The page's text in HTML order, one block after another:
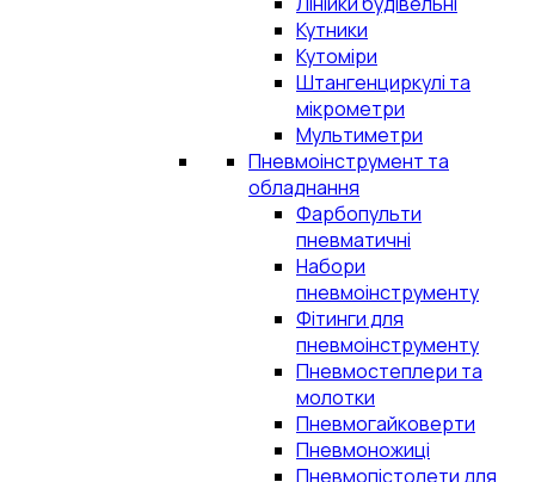
Кутники
Кутоміри
Штангенциркулі та
мікрометри
Мультиметри
Пневмоінструмент та
обладнання
Фарбопульти
пневматичні
Набори
пневмоінструменту
Фітинги для
пневмоінструменту
Пневмостеплери та
молотки
Пневмогайковерти
Пневмоножиці
Пневмопістолети для